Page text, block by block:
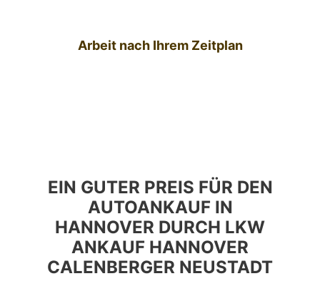
Arbeit nach Ihrem Zeitplan
EIN GUTER PREIS FÜR DEN
AUTOANKAUF IN
HANNOVER DURCH LKW
ANKAUF HANNOVER
CALENBERGER NEUSTADT